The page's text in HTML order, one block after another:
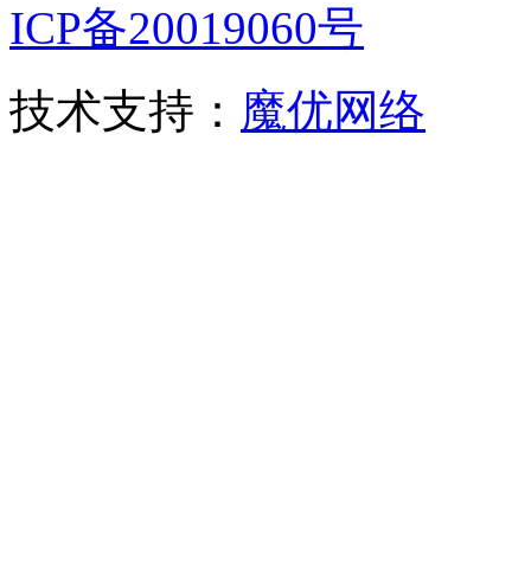
ICP备20019060号
技术支持： 魔优网络